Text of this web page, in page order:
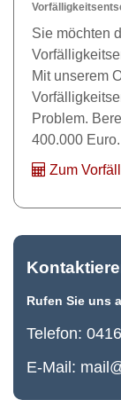
Sie möchten
Mit unserem
Problem.
400.000 Euro.
Zum
Rufen Sie uns
Telefon:
E-Mail: